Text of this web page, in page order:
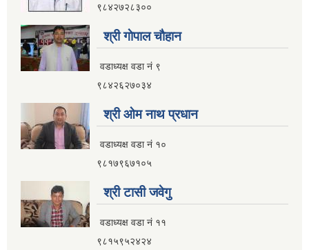
९८४२७२८३००
श्री गाेपाल चाैहान
वडाध्यक्ष वडा नं ९
९८४२६२७०३४
श्री ओम नाथ प्रधान
वडाध्यक्ष वडा नं १०
९८१७९६७१०५
श्री टासी जवेगु
वडाध्यक्ष वडा नं ११
९८१५९५२४२४